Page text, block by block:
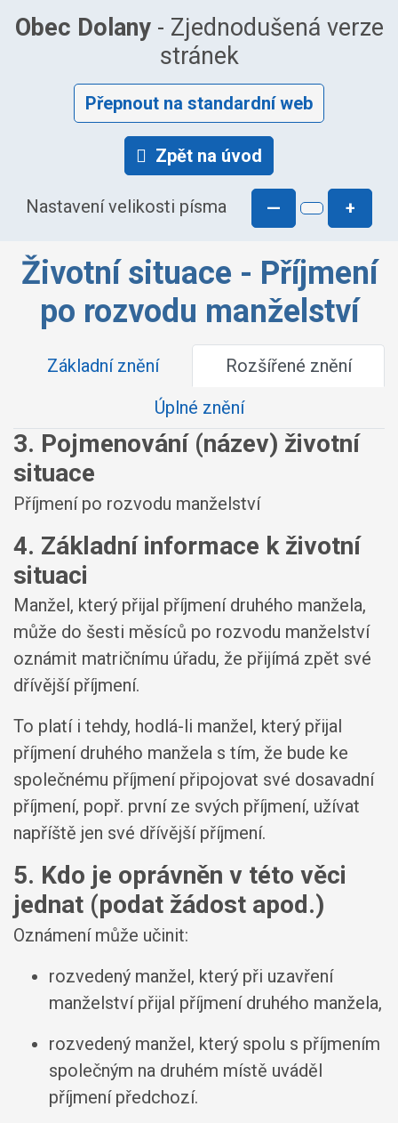
Obec Dolany- Zjednodušená verze
stránek
Přepnout na standardní web
Zpět na úvod
Nastavení velikosti písma — +
Životní situace - Příjmení
po rozvodu manželství
Základní znění
Rozšířené znění
Úplné znění
3. Pojmenování (název) životní
situace
Příjmení po rozvodu manželství
4. Základní informace k životní
situaci
Manžel, který přijal příjmení druhého manžela,
může do šesti měsíců po rozvodu manželství
oznámit matričnímu úřadu, že přijímá zpět své
dřívější příjmení.
To platí i tehdy, hodlá-li manžel, který přijal
příjmení druhého manžela s tím, že bude ke
společnému příjmení připojovat své dosavadní
příjmení, popř. první ze svých příjmení, užívat
napříště jen své dřívější příjmení.
5. Kdo je oprávněn v této věci
jednat (podat žádost apod.)
Oznámení může učinit:
rozvedený manžel, který při uzavření
manželství přijal příjmení druhého manžela,
rozvedený manžel, který spolu s příjmením
společným na druhém místě uváděl
příjmení předchozí.